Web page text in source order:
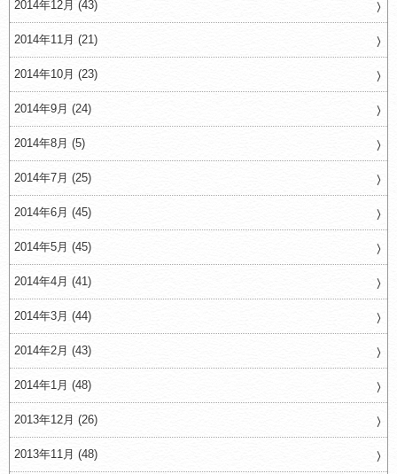
2014年12月 (43)
2014年11月 (21)
2014年10月 (23)
2014年9月 (24)
2014年8月 (5)
2014年7月 (25)
2014年6月 (45)
2014年5月 (45)
2014年4月 (41)
2014年3月 (44)
2014年2月 (43)
2014年1月 (48)
2013年12月 (26)
2013年11月 (48)